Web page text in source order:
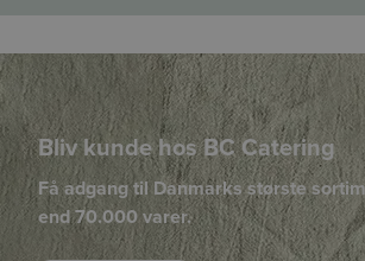
Bliv kunde hos BC Catering
Få adgang til Danmarks største
end 70.000 varer.
Vi påtager os intet ansvar for de
efterfølgende anvendelse heraf.